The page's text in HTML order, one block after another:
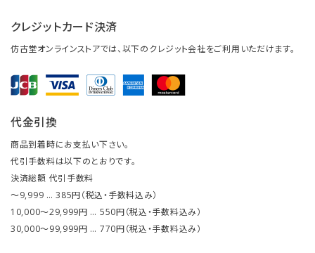
クレジットカード決済
仿古堂オンラインストアでは、以下のクレジット会社をご利用いただけます。
代金引換
商品到着時にお支払い下さい。
代引手数料は以下のとおりです。
決済総額 代引手数料
～9,999 … 385円（税込・手数料込み）
10,000～29,999円 … 550円（税込・手数料込み）
30,000～99,999円 … 770円（税込・手数料込み）